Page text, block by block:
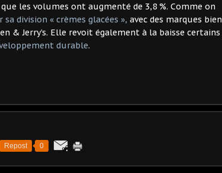
les volumes ont augmenté de 3,8 %. Comme on
sa division « crèmes glacées », avec des marques bien
& Jerry’s. Elle revoit également à la baisse certains
durable.
Repost 0